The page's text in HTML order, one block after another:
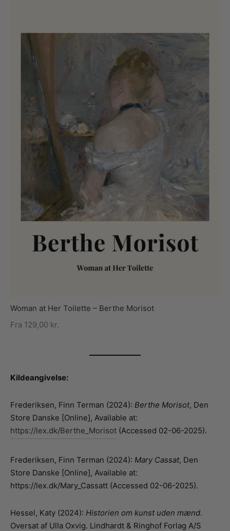
Woman at Her Toilette – Berthe Morisot
Fra 129,00 kr.
Kildeangivelse:
Frederiksen, Finn Terman (2024): Berthe Morisot, Den
Store Danske [Online], Available at:
https://lex.dk/Berthe_Morisot (Accessed 02-06-2025).
Frederiksen, Finn Terman (2024): Mary Cassat, Den
Store Danske [Online], Available at:
https://lex.dk/Mary_Cassatt (Accessed 02-06-2025).
Hessel, Katy (2024): Historien om kunst uden mænd.
Oversat af Ulla Oxvig. Lindhardt & Ringhof Forlag A/S